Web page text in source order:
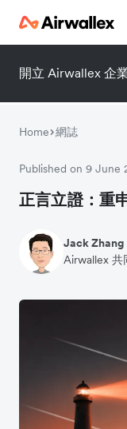
開立 Airwallex 企
Home 網誌
Published on 9 June
正言立證：重
Jack Zhang
Airwallex 共